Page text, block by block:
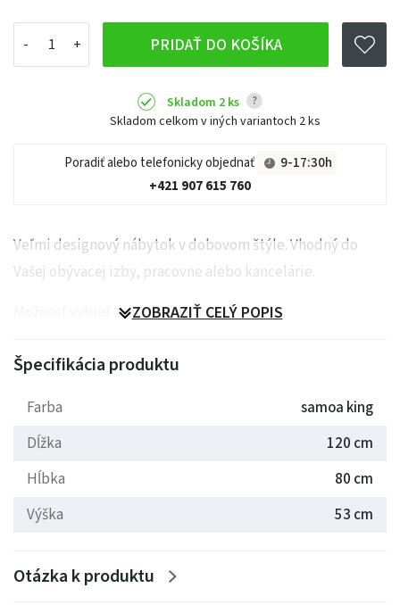
PRIDAŤ DO KOŠÍKA
Skladom 2 ks ?
Skladom celkom v iných variantoch 2 ks
Poradiť alebo telefonicky objednať
9-17:30h
+421 907 615 760
Veľmi designový nábytok v dobovom štýle. Vhodný do
Vašej obývacej izby, pracovne alebo kancelárie.
Možnosť vybrať z dvoch dekorov.
ZOBRAZIŤ CELÝ POPIS
Špecifikácia produktu
Farba
samoa king
Dĺžka
120 cm
Hĺbka
80 cm
Výška
53 cm
Otázka k produktu